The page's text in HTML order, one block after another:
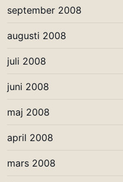
september 2008
augusti 2008
juli 2008
juni 2008
maj 2008
april 2008
mars 2008